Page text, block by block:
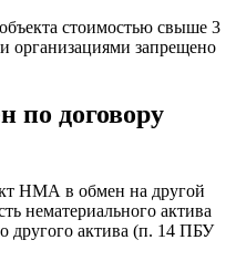
стоимостью свыше 3
организациями запрещено
по договору
НМА в обмен на другой
нематериального актива
другого актива (п. 14 ПБУ